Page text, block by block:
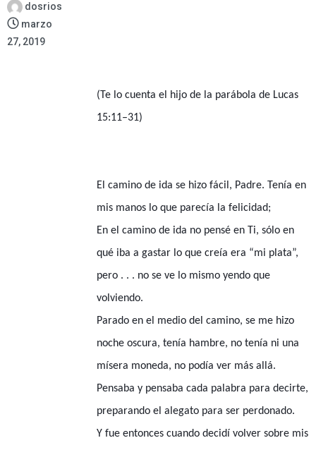
dosrios
marzo
27, 2019
(Te lo cuenta el hijo de la parábola de Lucas
15:11–31)
El camino de ida se hizo fácil, Padre. Tenía en
mis manos lo que parecía la felicidad;
En el camino de ida no pensé en Ti, sólo en
qué iba a gastar lo que creía era “mi plata”,
pero . . . no se ve lo mismo yendo que
volviendo.
Parado en el medio del camino, se me hizo
noche oscura, tenía hambre, no tenía ni una
mísera moneda, no podía ver más allá.
Pensaba y pensaba cada palabra para decirte,
preparando el alegato para ser perdonado.
Y fue entonces cuando decidí volver sobre mis